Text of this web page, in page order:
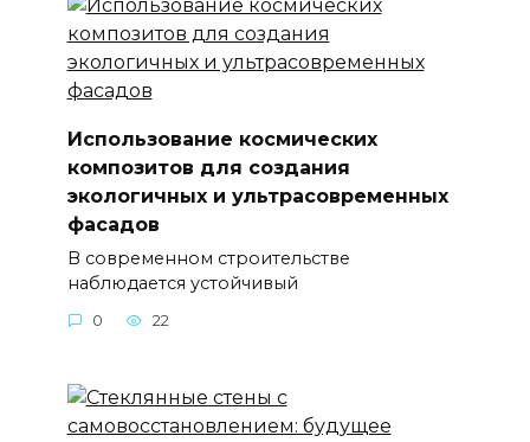
Использование космических
композитов для создания
экологичных и ультрасовременных
фасадов
В современном строительстве
наблюдается устойчивый
0 22